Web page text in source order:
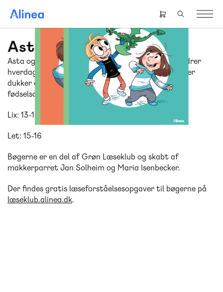
hovedindhold
Header
right
Asta og Pelle
Asta og Pelle er en letlæst tegneserie, der fint skildrer
hverdagssituationer mellem børn, og de følelser, der
dukker op, når de fx leger sammen eller holder
fødselsdagsfest.
Lix: 13-14
Let: 15-16
Bøgerne er en del af Grøn Læseklub og skabt af
makkerparret Jan Solheim og Maria Isenbecker.
Der findes gratis læseforståelsesopgaver til bøgerne på
læseklub.alinea.dk.